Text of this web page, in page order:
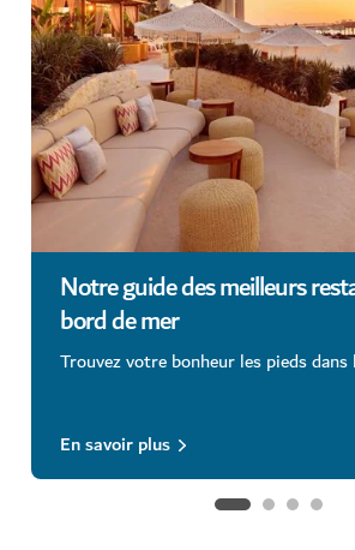
Notre guide des meilleurs
bord de mer
Trouvez votre bonheur les pieds dans
En savoir plus